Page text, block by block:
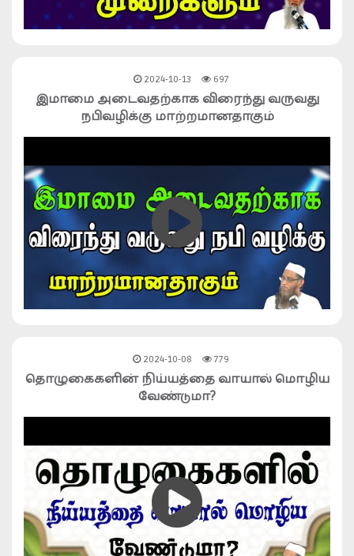
2024-10-13 697
இமாமை அடைவதற்காக விரைந்து வருவது
நபிவழிக்கு மாற்றமானதாகும்
2024-10-08 779
தொழுகைகளின் நிய்யத்தை வாயால் மொழிய
வேண்டுமா?